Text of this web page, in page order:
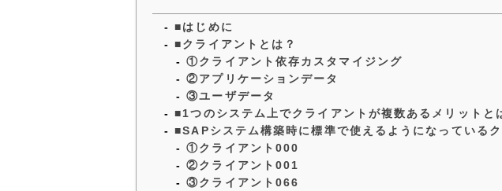
■はじめに
■クライアントとは？
①クライアント依存カスタマイジング
②アプリケーションデータ
③ユーザデータ
■1つのシステム上でクライアントが複数あるメリットと
■SAPシステム構築時に標準で使えるようになっているク
①クライアント000
②クライアント001
③クライアント066